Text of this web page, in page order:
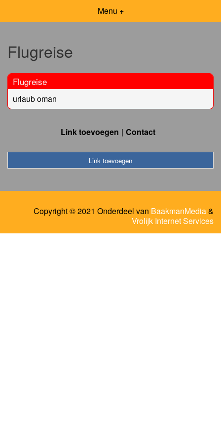
Menu +
Flugreise
Flugreise
urlaub oman
Link toevoegen Contact
Link toevoegen
Copyright © 2021 Onderdeel van BaakmanMedia&
Vrolijk Internet Services